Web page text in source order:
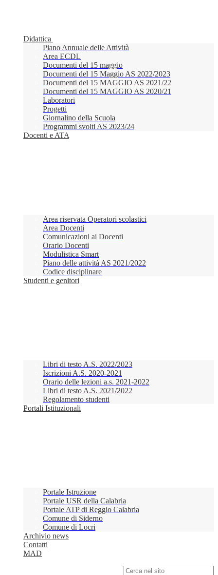
Didattica
Piano Annuale delle Attività
Area ECDL
Documenti del 15 maggio
Documenti del 15 Maggio AS 2022/2023
Documenti del 15 MAGGIO AS 2021/22
Documenti del 15 MAGGIO AS 2020/21
Laboratori
Progetti
Giornalino della Scuola
Programmi svolti AS 2023/24
Docenti e ATA
Area riservata Operatori scolastici
Area Docenti
Comunicazioni ai Docenti
Orario Docenti
Modulistica Smart
Piano delle attività AS 2021/2022
Codice disciplinare
Studenti e genitori
Libri di testo A.S. 2022/2023
Iscrizioni A.S. 2020-2021
Orario delle lezioni a.s. 2021-2022
Libri di testo A.S. 2021/2022
Regolamento studenti
Portali Istituzionali
Portale Istruzione
Portale USR della Calabria
Portale ATP di Reggio Calabria
Comune di Siderno
Comune di Locri
Archivio news
Contatti
MAD